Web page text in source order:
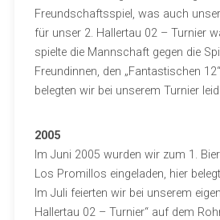
Freundschaftsspiel, was auch
für unser 2. Hallertau 02 – Turnier
spielte die Mannschaft gegen die
Freundinnen, den „Fantastischen
belegten wir bei unserem Turnier
2005
Im Juni 2005 wurden wir zum 1.
Los Promillos eingeladen, hier
Im Juli feierten wir bei unserem
Hallertau 02 – Turnier“ auf dem